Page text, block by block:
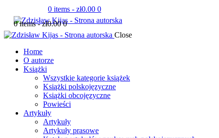
0 items - zł0.00 0
0 items-zł0.00 0
Close
Home
O autorze
Książki
Wszystkie kategorie książek
Książki polskojęzyczne
Książki obcojęzyczne
Powieści
Artykuły
Artykuły
Artykuły prasowe